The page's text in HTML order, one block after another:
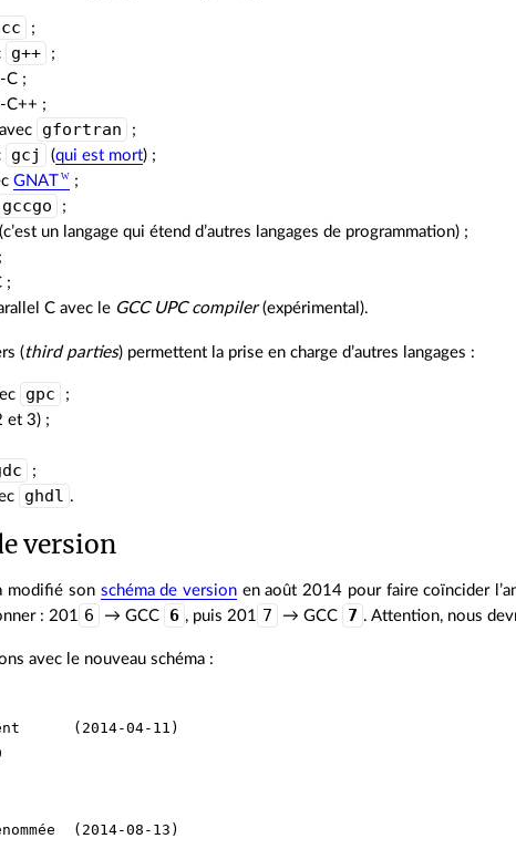
;
g++
;
C ;
C++ ;
gfortran
;
gcj (qui est mort) ;
GNAT
;
gccgo
;
un langage qui étend d’autres langages de programmation) ;
;
C avec le GCC UPC compiler(expérimental).
(third parties) permettent la prise en charge d’autres langages :
gpc
;
et 3) ;
;
ghdl .
version
modifié son schéma de version en août 2014 pour faire coïncider
: 201 6 → GCC 6 , puis 201 7 → GCC 7 . Attention, nous
avec le nouveau schéma :
(2014-04-11)
(2014-08-13)